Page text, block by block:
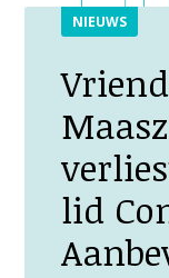
lid
NIEUWS